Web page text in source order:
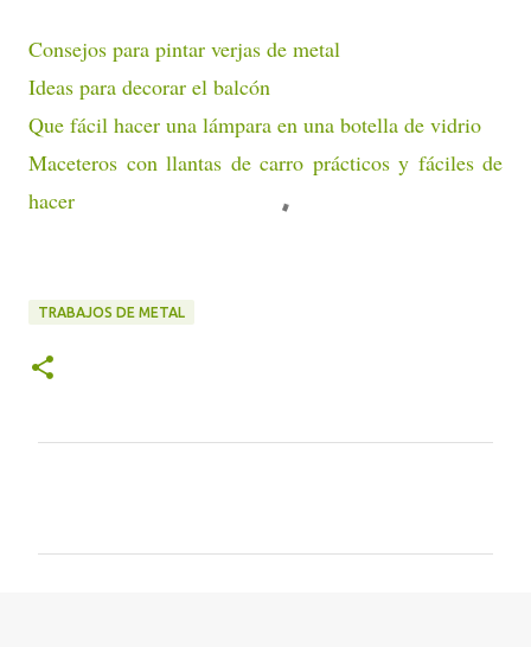
Consejos para pintar verjas de metal
Ideas para decorar el balcón
Que fácil hacer una lámpara en una botella de vidrio
Maceteros con llantas de carro prácticos y fáciles de
hacer
TRABAJOS DE METAL